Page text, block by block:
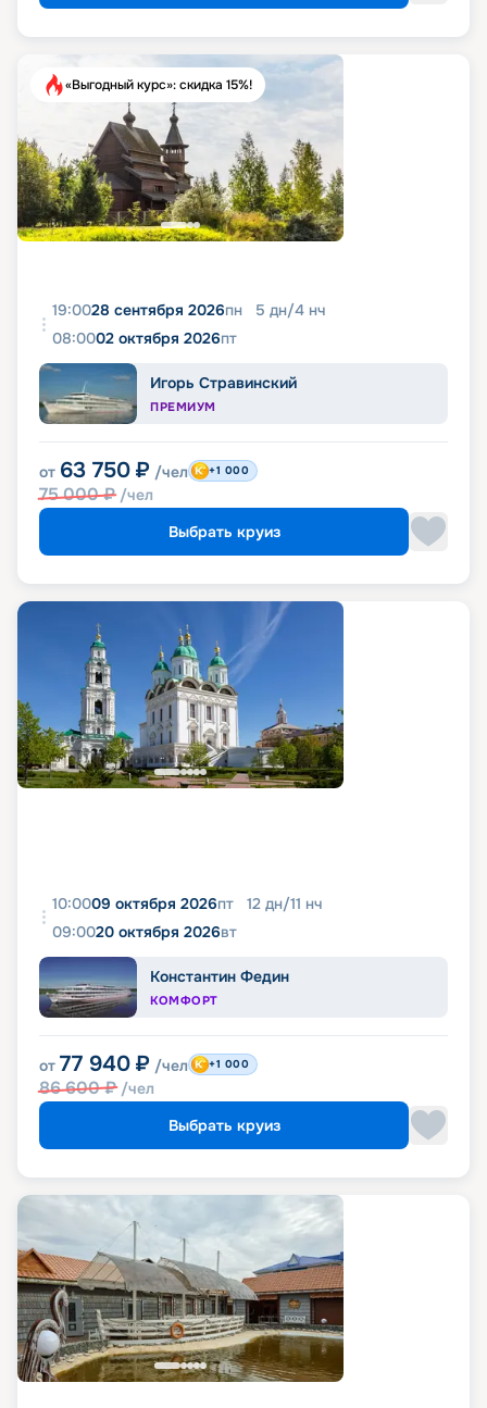
«Выгодный курс»: скидка 15%!
19:0028 сентября 2026пн 5 дн/4 нч
08:0002 октября 2026пт
Игорь Стравинский
ПРЕМИУМ
от 63 750 ₽ /чел
75 000₽ /чел
+1 000
Выбрать круиз
10:0009 октября 2026пт 12 дн/11 нч
09:0020 октября 2026вт
Константин Федин
КОМФОРТ
от 77 940 ₽ /чел
86 600₽ /чел
+1 000
Выбрать круиз